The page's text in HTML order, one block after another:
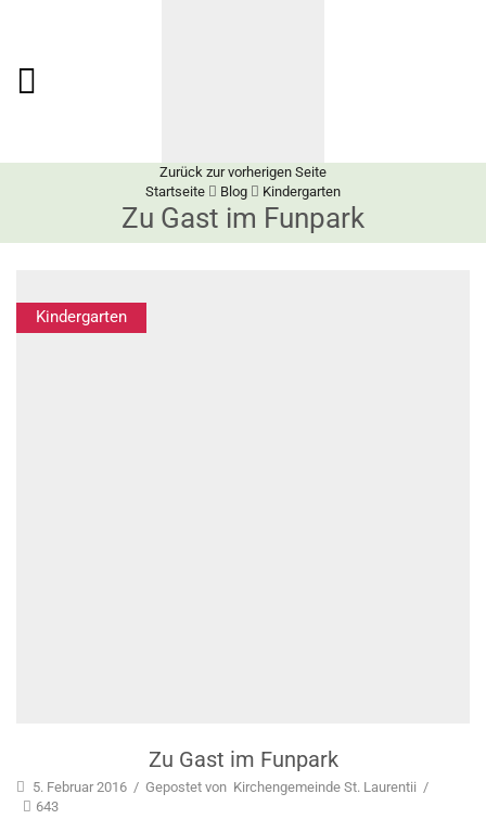
Zurück zur vorherigen Seite
Startseite
Blog Kindergarten
Zu Gast im Funpark
Kindergarten
Zu Gast im Funpark
5. Februar 2016 / Gepostet von Kirchengemeinde St. Laurentii /
643